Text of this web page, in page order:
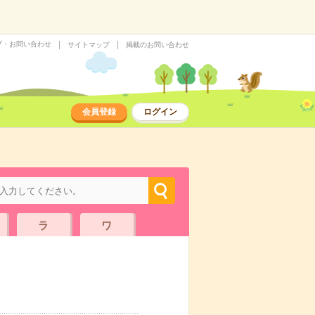
・お問い合わせ サイトマップ 掲載のお問い合わせ
会員登録 ログイン
ラ ワ